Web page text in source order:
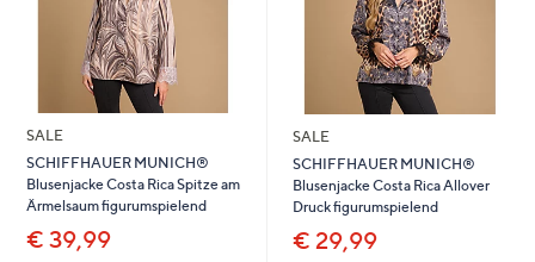
anzuzeigen.
SALE
SCHIFFHAUER MUNICH®
Blusenjacke Costa Rica Spitze am
Ärmelsaum figurumspielend
€ 39,99
SALE
SCHIFFHAUER MUNICH®
Blusenjacke Costa Rica Allover
Druck figurumspielend
€ 29,99